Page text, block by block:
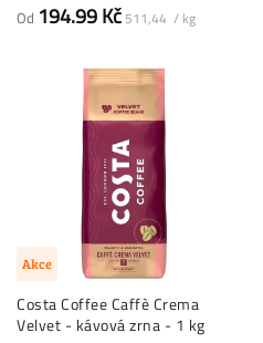
Od 194.99 Kč 511,44 / kg
Akce
Costa Coffee Caffè Crema
Velvet - kávová zrna - 1 kg